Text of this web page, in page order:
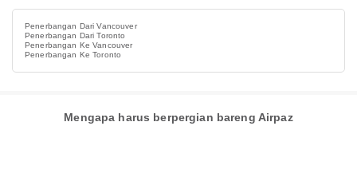
Penerbangan Dari Vancouver
Penerbangan Dari Toronto
Penerbangan Ke Vancouver
Penerbangan Ke Toronto
Mengapa harus berpergian bareng Airpaz